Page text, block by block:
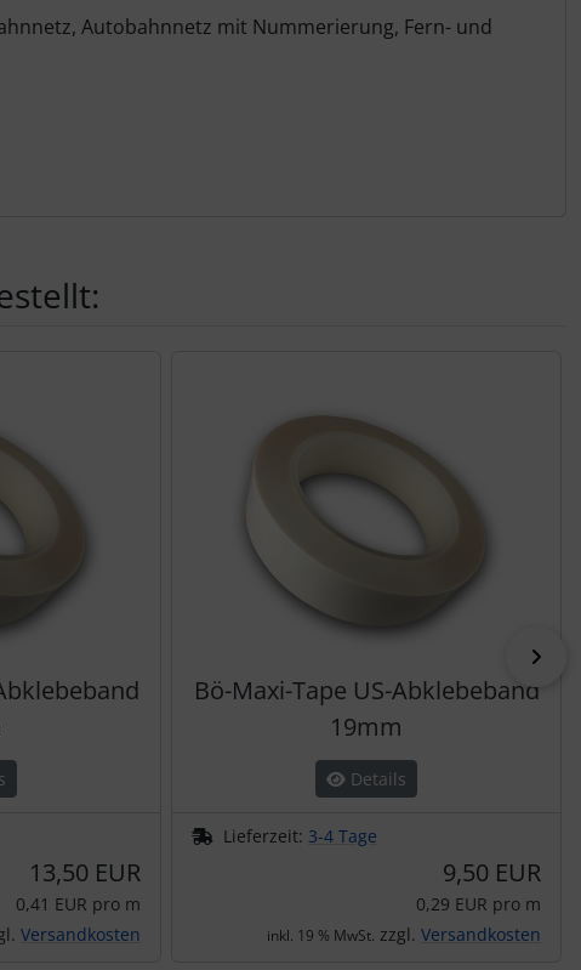
Autobahnnetz mit Nummerierung, Fern- und
13,50 EUR
0,41 EUR pro m
Versandkosten
Bö-Maxi-Tape US-Abklebeband
19mm
Details
Lieferzeit: 3-4 Tage
9,50 EUR
0,29 EUR pro m
inkl. 19 % MwSt. zzgl. Versandkosten